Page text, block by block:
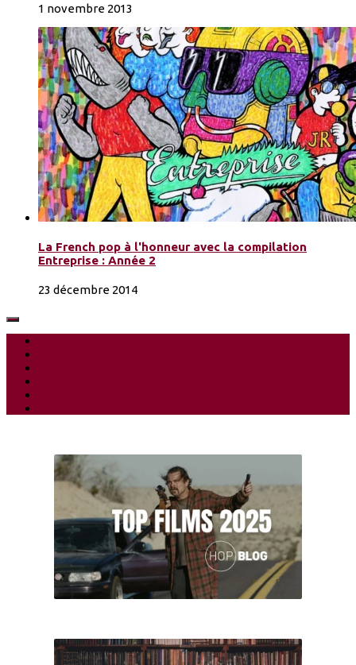
1 novembre 2013
La French pop à l'honneur avec la compilation
Entreprise : Année 2
23 décembre 2014